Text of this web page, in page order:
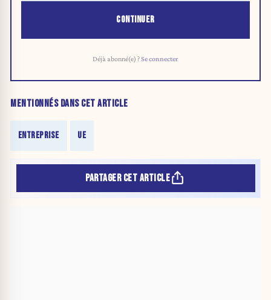
CONTINUER
Déjà abonné(e) ?Se connecter
MENTIONNÉS DANS CET ARTICLE
ENTREPRISE UE
PARTAGER CET ARTICLE